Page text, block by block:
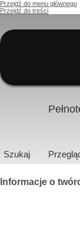
Przejdź do menu głównego
Przejdź do treści
Szukaj
Informacje o